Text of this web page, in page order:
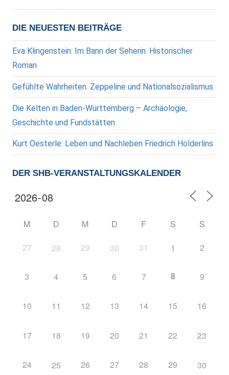
DIE NEUESTEN BEITRÄGE
Eva Klingenstein: Im Bann der Seherin. Historischer
Roman
Gefühlte Wahrheiten. Zeppeline und Nationalsozialismus
Die Kelten in Baden-Württemberg – Archäologie,
Geschichte und Fundstätten
Kurt Oesterle: Leben und Nachleben Friedrich Hölderlins
DER SHB-VERANSTALTUNGSKALENDER
M D M D F S S
27 28 29 30 31 1 2
3 4 5 6 7 8 9
10 11 12 13 14 15 16
17 18 19 20 21 22 23
24 25 26 27 28 29 30